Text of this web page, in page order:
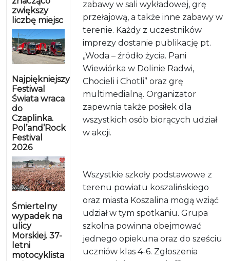
zwiększy
liczbę miejsc
Najpiękniejszy
Festiwal
Świata wraca
do
Czaplinka.
Pol’and’Rock
Festival
2026
Śmiertelny
wypadek na
ulicy
Morskiej. 37-
letni
motocyklista
zabawy w sali wykładowej, grę
przełajową, a także inne zabawy w
terenie. Każdy z uczestników
imprezy dostanie publikację pt.
„Woda – źródło życia. Pani
Wiewiórka w Dolinie Radwi,
Chocieli i Chotli” oraz grę
multimedialną. Organizator
zapewnia także posiłek dla
wszystkich osób biorących udział
w akcji.
Wszystkie szkoły podstawowe z
terenu powiatu koszalińskiego
oraz miasta Koszalina mogą wziąć
udział w tym spotkaniu. Grupa
szkolna powinna obejmować
jednego opiekuna oraz do sześciu
uczniów klas 4-6. Zgłoszenia